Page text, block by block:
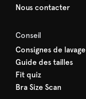
Nous contacter
Conseil
Consignes de lavage
Guide des tailles
Fit quiz
Bra Size Scan